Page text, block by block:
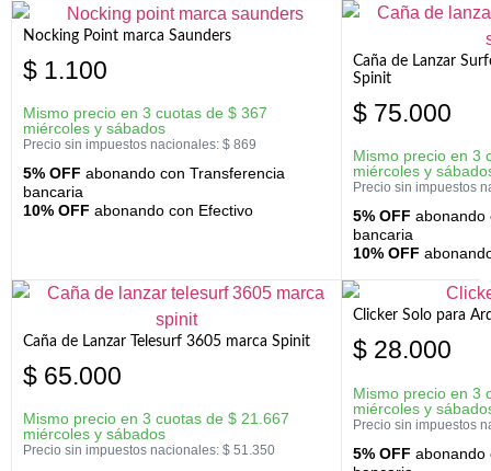
Nocking Point marca Saunders
$ 1.100
Mismo precio en 3 cuotas de $ 367
miércoles y sábados
Precio sin impuestos nacionales: $ 869
5% OFF abonando con Transferencia
bancaria
10% OFF abonando con Efectivo
Caña de Lanzar
Spinit
$ 75.000
Mismo precio en 3
miércoles y
Precio sin impuestos
5% OFF abonando
bancaria
10% OFF
Caña de Lanzar Telesurf 3605 marca Spinit
$ 65.000
Mismo precio en 3 cuotas de $ 21.667
miércoles y sábados
Precio sin impuestos nacionales: $ 51.350
Clicker Solo para
$ 28.000
Mismo precio en 3
miércoles y
Precio sin impuestos
5% OFF abonando